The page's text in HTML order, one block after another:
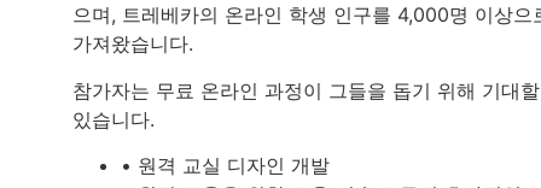
으며, 트레베카의 온라인 학생 인구를 4,000명 이상으
가져왔습니다.
참가자는 무료 온라인 과정이 그들을 돕기 위해 기대
있습니다.
• 원격 교실 디자인 개발